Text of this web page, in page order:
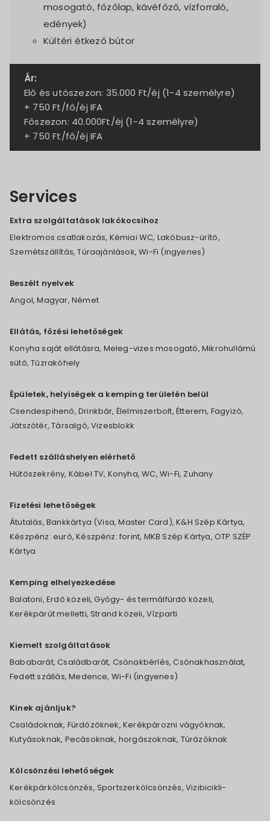
mosogató, főzőlap, kávéfőző, vízforraló,
edények)
Kültéri étkező bútor
Ár:
Elő és utószezon: 35.000 Ft/éj (1-4 személyre)
+ 750 Ft/fő/éj IFA
Főszezon: 40.000Ft/éj (1-4 személyre)
+ 750 Ft/fő/éj IFA
Services
Extra szolgáltatások lakókocsihoz
Elektromos csatlakozás, Kémiai WC, Lakóbusz-ürítő,
Szemétszállítás, Túraajánlások, Wi-Fi (ingyenes)
Beszélt nyelvek
Angol, Magyar, Német
Ellátás, főzési lehetőségek
Konyha saját ellátásra, Meleg-vizes mosogató, Mikrohullámú
sütő, Tűzrakóhely
Épületek, helyiségek a kemping területén belül
Csendespihenő, Drinkbár, Élelmiszerbolt, Étterem, Fagyizó,
Játszótér, Társalgó, Vizesblokk
Fedett szálláshelyen elérhető
Hűtőszekrény, Kábel TV, Konyha, WC, Wi-Fi, Zuhany
Fizetési lehetőségek
Átutalás, Bankkártya (Visa, Master Card), K&H Szép Kártya,
Készpénz: euró, Készpénz: forint, MKB Szép Kártya, OTP SZÉP
Kártya
Kemping elhelyezkedése
Balatoni, Erdő közeli, Gyógy- és termálfürdő közeli,
Kerékpárút melletti, Strand közeli, Vízparti
Kiemelt szolgáltatások
Bababarát, Családbarát, Csónakbérlés, Csónakhasználat,
Fedett szállás, Medence, Wi-Fi (ingyenes)
Kinek ajánljuk?
Családoknak, Fürdőzőknek, Kerékpározni vágyóknak,
Kutyásoknak, Pecásoknak, horgászoknak, Túrázóknak
Kölcsönzési lehetőségek
Kerékpárkölcsönzés, Sportszerkölcsönzés, Vizibicikli-
kölcsönzés